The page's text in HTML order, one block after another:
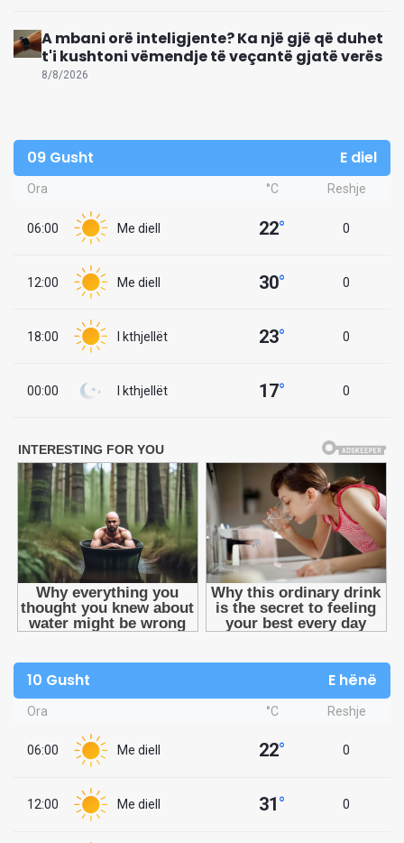
A mbani orë inteligjente? Ka një gjë që duhet
t'i kushtoni vëmendje të veçantë gjatë verës
8/8/2026
09 Gusht E diel
Ora °C Reshje
06:00 Me diell 22° 0
12:00 Me diell 30° 0
18:00 I kthjellët 23° 0
00:00 I kthjellët 17° 0
10 Gusht E hënë
Ora °C Reshje
06:00 Me diell 22° 0
12:00 Me diell 31° 0